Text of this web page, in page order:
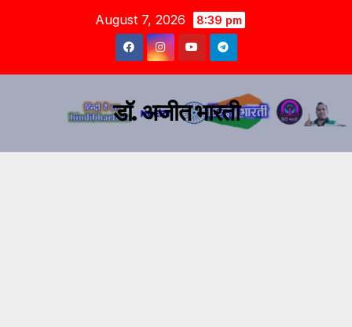
August 7, 2026 8:39 pm
डॉ. अजीत भारती